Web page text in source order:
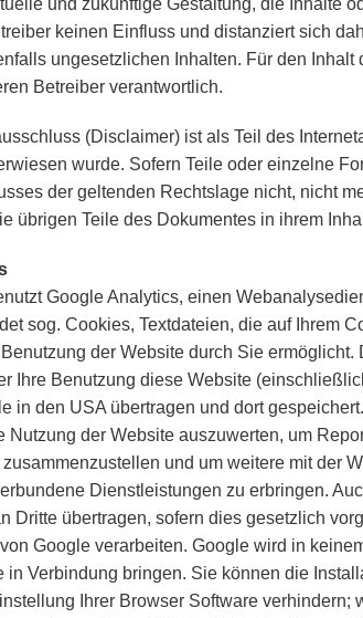
und zukünftige Gestaltung, die Inhalte
keinen Einfluss und distanziert sich
ungesetzlichen Inhalten. Für den Inhalt
Betreiber verantwortlich.
(Disclaimer) ist als Teil des
wurde. Sofern Teile oder einzelne
der geltenden Rechtslage nicht, nicht
übrigen Teile des Dokumentes in ihrem
Google Analytics, einen
sog. Cookies, Textdateien, die auf Ihrem
der Website durch Sie
Ihre Benutzung diese Website
in den USA übertragen und dort
Nutzung der Website auszuwerten, um
und um weitere mit der
Dienstleistungen zu erbringen.
Dritte übertragen, sofern dies gesetzlich
Google verarbeiten. Google wird in
in Verbindung bringen. Sie können die
Ihrer Browser Software verhindern;